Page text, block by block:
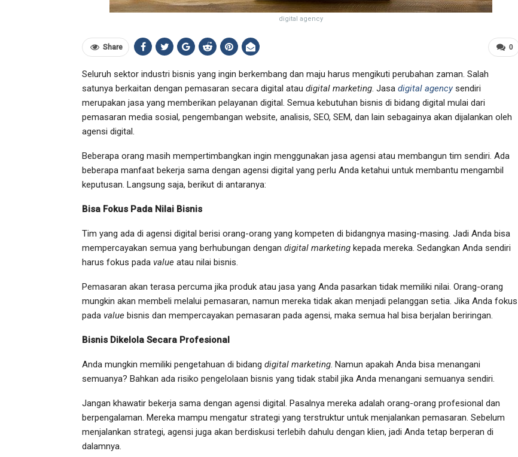
digital agency
0
Share
Seluruh sektor industri bisnis yang ingin berkembang dan maju harus mengikuti perubahan zaman. Salah
satunya berkaitan dengan pemasaran secara digital atau digital marketing . Jasa digital agency sendiri
merupakan jasa yang memberikan pelayanan digital. Semua kebutuhan bisnis di bidang digital mulai dari
pemasaran media sosial, pengembangan website, analisis, SEO, SEM, dan lain sebagainya akan dijalankan oleh
agensi digital.
Beberapa orang masih mempertimbangkan ingin menggunakan jasa agensi atau membangun tim sendiri. Ada
beberapa manfaat bekerja sama dengan agensi digital yang perlu Anda ketahui untuk membantu mengambil
keputusan. Langsung saja, berikut di antaranya:
Bisa Fokus Pada Nilai Bisnis
Tim yang ada di agensi digital berisi orang-orang yang kompeten di bidangnya masing-masing. Jadi Anda bisa
mempercayakan semua yang berhubungan dengan digital marketing kepada mereka. Sedangkan Anda sendiri
harus fokus pada value atau nilai bisnis.
Pemasaran akan terasa percuma jika produk atau jasa yang Anda pasarkan tidak memiliki nilai. Orang-orang
mungkin akan membeli melalui pemasaran, namun mereka tidak akan menjadi pelanggan setia. Jika Anda fokus
pada value bisnis dan mempercayakan pemasaran pada agensi, maka semua hal bisa berjalan beriringan.
Bisnis Dikelola Secara Profesional
Anda mungkin memiliki pengetahuan di bidang digital marketing . Namun apakah Anda bisa menangani
semuanya? Bahkan ada risiko pengelolaan bisnis yang tidak stabil jika Anda menangani semuanya sendiri.
Jangan khawatir bekerja sama dengan agensi digital. Pasalnya mereka adalah orang-orang profesional dan
berpengalaman. Mereka mampu mengatur strategi yang terstruktur untuk menjalankan pemasaran. Sebelum
menjalankan strategi, agensi juga akan berdiskusi terlebih dahulu dengan klien, jadi Anda tetap berperan di
dalamnya.